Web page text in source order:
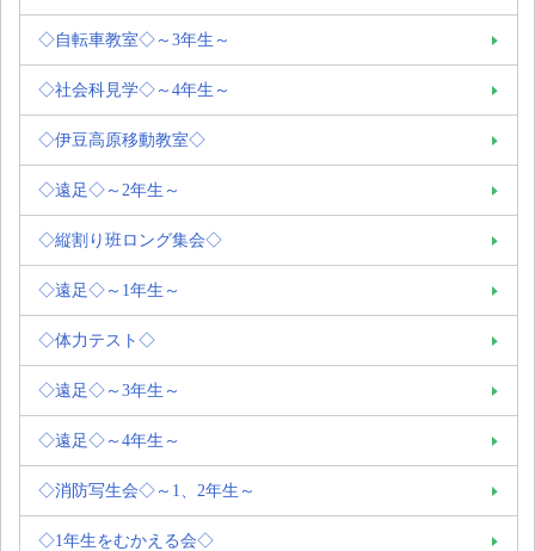
◇自転車教室◇～3年生～
◇社会科見学◇～4年生～
◇伊豆高原移動教室◇
◇遠足◇～2年生～
◇縦割り班ロング集会◇
◇遠足◇～1年生～
◇体力テスト◇
◇遠足◇～3年生～
◇遠足◇～4年生～
◇消防写生会◇～1、2年生～
◇1年生をむかえる会◇